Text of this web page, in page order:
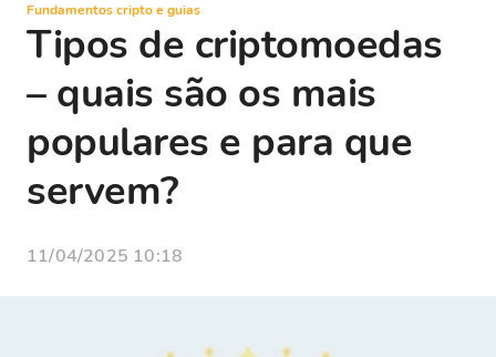
Fundamentos cripto e guias
Tipos de criptomoedas
– quais são os mais
populares e para que
servem?
11/04/2025 10:18